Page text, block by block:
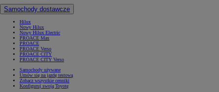
Samochody dostawcze
Hilux
Nowy Hilux
Nowy Hilux Electric
PROACE Max
PROACE
PROACE Verso
PROACE CITY
PROACE CITY Verso
Samochody używane
Umów się na jazdę testową
Zobacz wszystkie cenniki
Konfiguruj swoją Toyotę